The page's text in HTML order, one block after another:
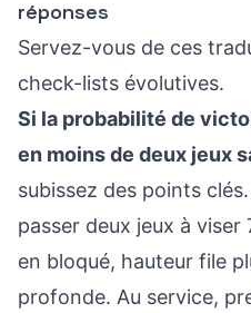
réponses
Servez-vous de ces
check-lists évolutives.
Si la probabilité de
en moins de deux jeux
subissez des points
passer deux jeux à viser
en bloqué, hauteur file
profonde. Au service,